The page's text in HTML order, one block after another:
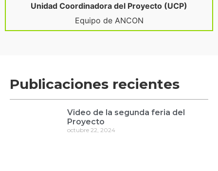
Unidad Coordinadora del Proyecto (UCP)
Equipo de ANCON
Publicaciones recientes
Video de la segunda feria del
Proyecto
octubre 22, 2024